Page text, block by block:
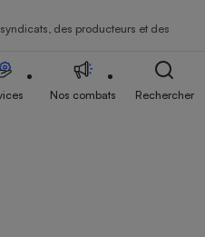
des producteurs et des
Nos combats Rechercher